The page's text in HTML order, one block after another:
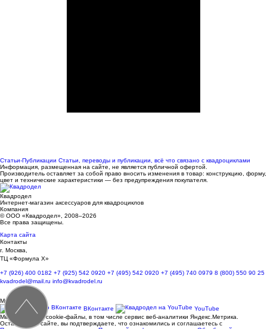
Статьи-Публикации Статьи, переводы и публикации, всё что связано с квадроциклами
Информация, размещенная на сайте, не является публичной офертой.
Производитель оставляет за собой право вносить изменения в товар: конструкцию, форму,
цвет и технические характеристики — без предупреждения покупателя.
Квадродел
Интернет-магазин аксессуаров для квадроциклов
Компания
© ООО «Квадродел», 2008–2026
Все права защищены.
Карта сайта
Контакты
г. Москва,
ТЦ «Формула Х»
+7 (926) 400 0182 +7 (925) 542 0920 +7 (495) 542 0920 +7 (495) 740 0979 8 (800) 550 90 25
kvadrodel@mail.ru info@kvadrodel.ru
Мы в сети
ВКонтакте
YouTube
Мы используем cookie-файлы, в том числе сервис веб-аналитики Яндекс.Метрика.
Оставаясь на сайте, вы подтверждаете, что ознакомились и соглашаетесь с